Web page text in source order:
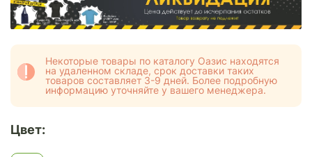
Некоторые товары по каталогу Оазис находятся
на удаленном складе, срок доставки таких
товаров составляет 3-9 дней. Более подробную
информацию уточняйте у вашего менеджера.
Цвет: